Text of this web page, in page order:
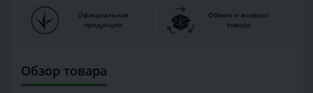
Официальная
продукция
Обмен и возврат
товара
Обзор товара